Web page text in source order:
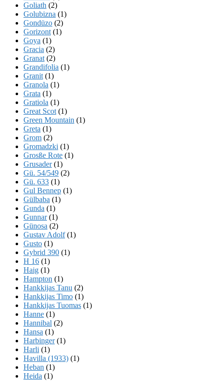
Goliath (2)
Golubizna (1)
Gondüzo (2)
Gorizont (1)
Goya (1)
Gracia (2)
Granat (2)
Grandifolia (1)
Granit (1)
Granola (1)
Grata (1)
Gratiola (1)
Great Scot (1)
Green Mountain (1)
Greta (1)
Grom (2)
Gromadzki (1)
Grosße Rote (1)
Grusader(1)
Gü. 54/549 (2)
Gü. 633 (1)
Gul Bennep (1)
Gülbaba (1)
Gunda (1)
Gunnar(1)
Günosa (2)
Gustav Adolf(1)
Gusto (1)
Gybrid 390 (1)
H 16 (1)
Haig (1)
Hampton (1)
Hankkijas Tanu (2)
Hankkijas Timo (1)
Hankkijas Tuomas (1)
Hanne (1)
Hannibal (2)
Hansa (1)
Harbinger(1)
Harli (1)
Havilla (1933) (1)
Heban (1)
Heida (1)